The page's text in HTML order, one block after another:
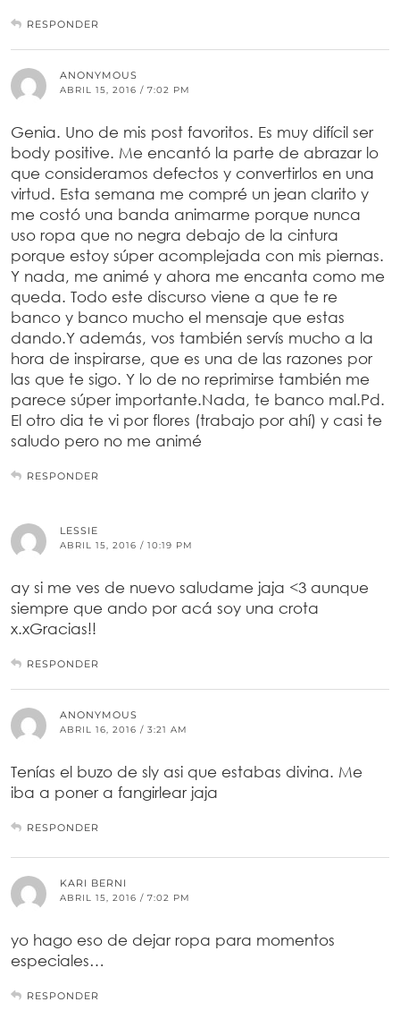
RESPONDER
ANONYMOUS
ABRIL 15, 2016 / 7:02 PM
Genia. Uno de mis post favoritos. Es muy difícil ser
body positive. Me encantó la parte de abrazar lo
que consideramos defectos y convertirlos en una
virtud. Esta semana me compré un jean clarito y
me costó una banda animarme porque nunca
uso ropa que no negra debajo de la cintura
porque estoy súper acomplejada con mis piernas.
Y nada, me animé y ahora me encanta como me
queda. Todo este discurso viene a que te re
banco y banco mucho el mensaje que estas
dando.Y además, vos también servís mucho a la
hora de inspirarse, que es una de las razones por
las que te sigo. Y lo de no reprimirse también me
parece súper importante.Nada, te banco mal.Pd.
El otro dia te vi por flores (trabajo por ahí) y casi te
saludo pero no me animé
RESPONDER
LESSIE
ABRIL 15, 2016 / 10:19 PM
ay si me ves de nuevo saludame jaja <3 aunque
siempre que ando por acá soy una crota
x.xGracias!!
RESPONDER
ANONYMOUS
ABRIL 16, 2016 / 3:21 AM
Tenías el buzo de sly asi que estabas divina. Me
iba a poner a fangirlear jaja
RESPONDER
KARI BERNI
ABRIL 15, 2016 / 7:02 PM
yo hago eso de dejar ropa para momentos
especiales…
RESPONDER